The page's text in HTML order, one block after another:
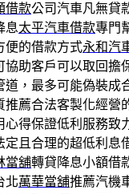
借款公司汽車凡無貸
息太平汽車借款專門
便的借款方式永和汽
協助客戶可以取回擔
，最多可能偽裝成
推薦合法客製化經營
心得保證低利服務致
定且合理的超低利息
當舖轉貸降息小額借
北萬華當舖推薦汽機